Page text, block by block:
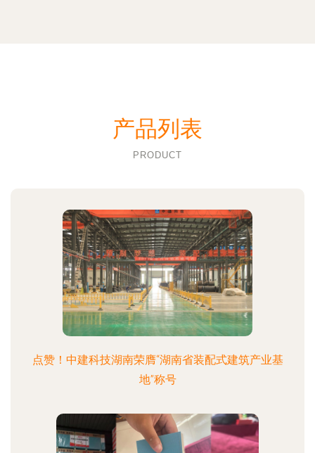
产品列表
PRODUCT
点赞！中建科技湖南荣膺“湖南省装配式建筑产业基
地”称号